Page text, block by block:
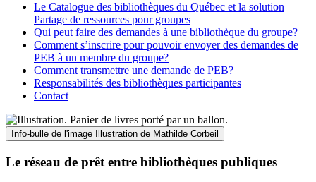
Le Catalogue des bibliothèques du Québec et la solution
Partage de ressources pour groupes
Qui peut faire des demandes à une bibliothèque du groupe?
Comment s’inscrire pour pouvoir envoyer des demandes de
PEB à un membre du groupe?
Comment transmettre une demande de PEB?
Responsabilités des bibliothèques participantes
Contact
Info-bulle de l'image Illustration de Mathilde Corbeil
Le réseau de prêt entre bibliothèques publiques